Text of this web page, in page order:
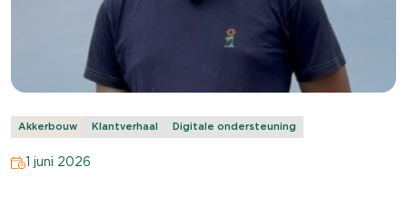
Akkerbouw Klantverhaal Digitale ondersteuning
1 juni 2026